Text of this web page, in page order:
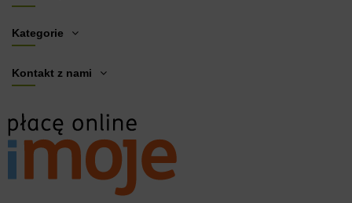
Kategorie
Kontakt z nami